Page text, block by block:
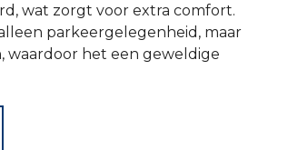
wat zorgt voor extra comfort.
parkeergelegenheid, maar
waardoor het een geweldige